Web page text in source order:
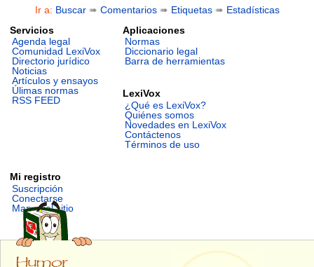
Ir a: Buscar➠ Comentarios➠ Etiquetas➠ Estadísticas
Servicios
Agenda legal
Comunidad LexiVox
Directorio jurídico
Noticias
Artículos y ensayos
Úlimas normas
RSS FEED
Aplicaciones
Normas
Diccionario legal
Barra de herramientas
LexiVox
¿Qué es LexiVox?
Quiénes somos
Novedades en LexiVox
Contáctenos
Términos de uso
Mi registro
Suscripción
Conectarse
Mapa del sitio